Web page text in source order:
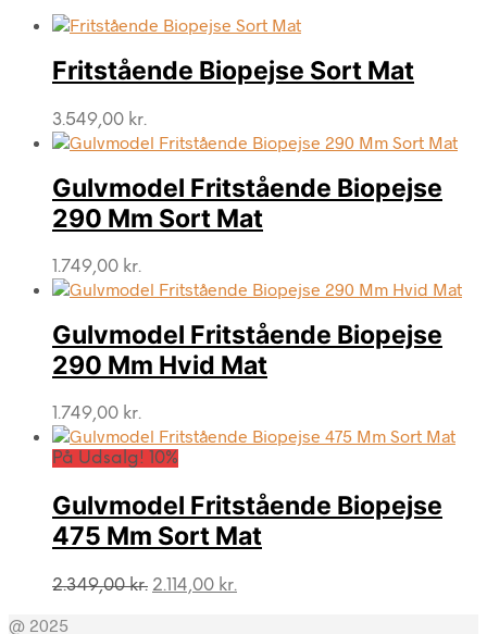
Fritstående Biopejse Sort Mat
3.549,00 kr.
Gulvmodel Fritstående Biopejse
290 Mm Sort Mat
1.749,00 kr.
Gulvmodel Fritstående Biopejse
290 Mm Hvid Mat
1.749,00 kr.
På Udsalg! 10%
Gulvmodel Fritstående Biopejse
475 Mm Sort Mat
2.349,00kr. Den
2.114,00 kr.
@ 2025